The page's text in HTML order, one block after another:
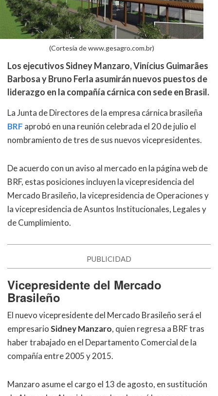
(Cortesía de www.gesagro.com.br)
Los ejecutivos Sidney Manzaro, Vinícius Guimarães
Barbosa y Bruno Ferla asumirán nuevos puestos de
liderazgo en la compañía cárnica con sede en Brasil.
La Junta de Directores de la empresa cárnica brasileña
BRF aprobó en una reunión celebrada el 20 de julio el
nombramiento de tres de sus nuevos vicepresidentes.
De acuerdo con un aviso al mercado en la página web de
BRF, estas posiciones incluyen la vicepresidencia del
Mercado Brasileño, la vicepresidencia de Operaciones y
la vicepresidencia de Asuntos Institucionales, Legales y
de Cumplimiento.
PUBLICIDAD
Vicepresidente del Mercado
Brasileño
El nuevo vicepresidente del Mercado Brasileño será el
empresarioSidney Manzaro, quien regresa a BRF tras
haber trabajado en el Departamento Comercial de la
compañía entre 2005 y 2015.
Manzaro asume el cargo el 13 de agosto, en sustitución